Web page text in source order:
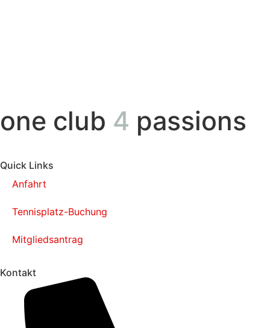
one club 4 passions
Quick Links
Anfahrt
Tennisplatz-Buchung
Mitgliedsantrag
Kontakt